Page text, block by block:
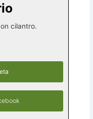
cilantro.